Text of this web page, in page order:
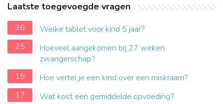
Laatste toegevoegde vragen
36
Welke tablet voor kind 5 jaar?
25
Hoeveel aangekomen bij 27 weken
zwangerschap?
15
Hoe vertel je een kind over een miskraam?
17
Wat kost een gemiddelde opvoeding?